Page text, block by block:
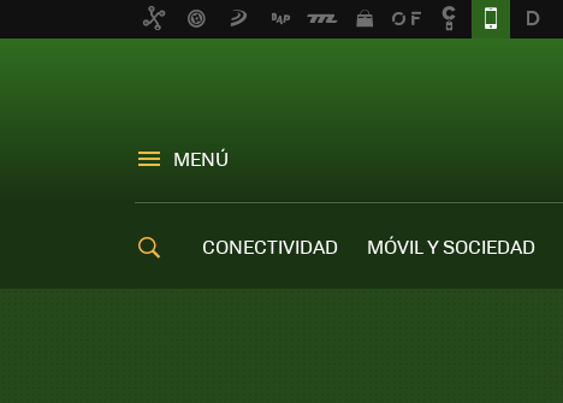
MENÚ
CONECTIVIDAD MÓVIL Y SOCIEDAD